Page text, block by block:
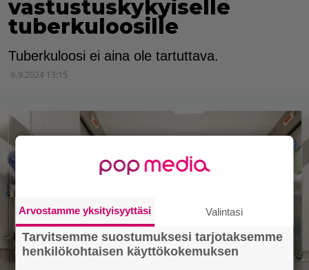
vastustuskykyiselle
tuberkuloosille
Tuberkuloosi ei aina ole tartuttava.
6.9.2024 13:15
Arvostamme yksityisyyttäsi Valintasi
Tarvitsemme suostumuksesi tarjotaksemme
henkilökohtaisen käyttökokemuksen